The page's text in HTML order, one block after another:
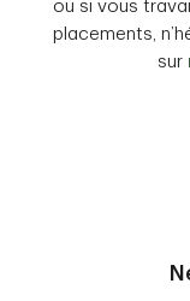
ou si vous
placements,
sur